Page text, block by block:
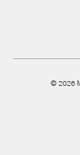
© 2026